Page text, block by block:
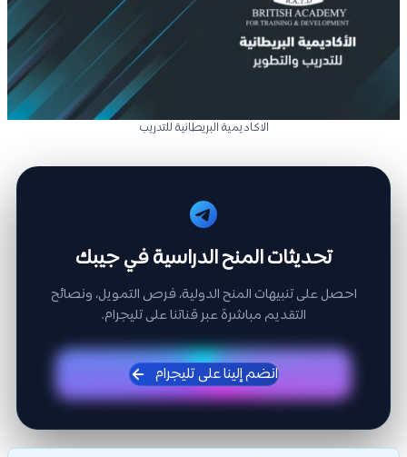
الاكاديمية البريطانية للتدريب
تحديثات المنح الدراسية في جيبك
احصل على تنبيهات المنح الدولية، فرص التمويل، ونصائح
التقديم مباشرة عبر قناتنا على تليجرام.
انضم إلينا على تليجرام